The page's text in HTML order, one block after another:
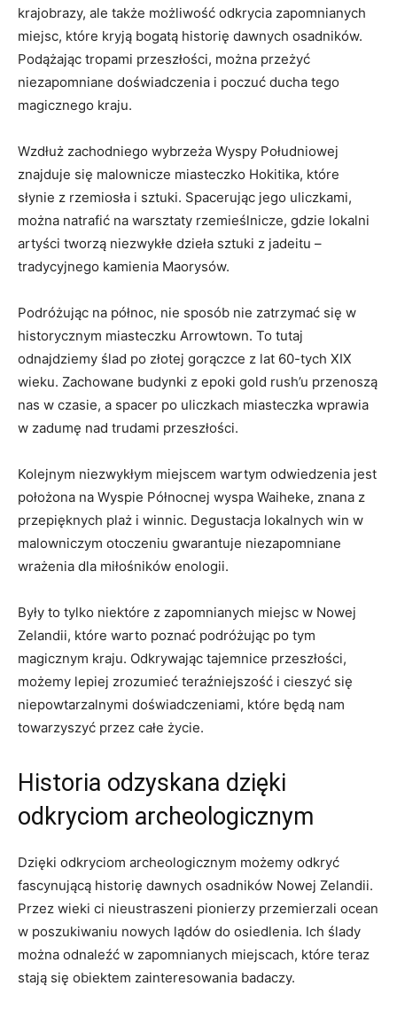
krajobrazy, ale także możliwość odkrycia zapomnianych
⁢miejsc, ‍które kryją bogatą historię dawnych osadników.
Podążając‌ tropami ‍przeszłości, można przeżyć
‍niezapomniane doświadczenia i ​poczuć ducha tego
magicznego kraju.
Wzdłuż zachodniego wybrzeża Wyspy Południowej
znajduje się malownicze miasteczko Hokitika,​ które
słynie z rzemiosła i sztuki. Spacerując jego uliczkami,
można natrafić ⁤na warsztaty rzemieślnicze, gdzie lokalni
artyści tworzą ‌niezwykłe dzieła sztuki z jadeitu –
tradycyjnego kamienia Maorysów.
Podróżując na ‍północ, nie sposób nie ​zatrzymać się w
‍historycznym miasteczku Arrowtown. To tutaj
odnajdziemy ‍ślad po złotej gorączce z lat 60-tych XIX
⁤wieku. Zachowane budynki ⁤z epoki gold rush’u przenoszą
nas w czasie, ⁣a spacer po uliczkach miasteczka wprawia
w zadumę nad ⁣trudami przeszłości.
Kolejnym niezwykłym miejscem wartym odwiedzenia jest
⁤położona‍ na Wyspie Północnej wyspa Waiheke, znana ‌z
przepięknych plaż i ​winnic. Degustacja⁣ lokalnych win w
malowniczym otoczeniu gwarantuje niezapomniane
wrażenia dla miłośników enologii.
Były to tylko niektóre ⁢z zapomnianych miejsc w Nowej
Zelandii, ‌które warto poznać podróżując po tym
magicznym‍ kraju. Odkrywając tajemnice przeszłości,​
możemy lepiej ⁤zrozumieć ‌teraźniejszość i cieszyć się
niepowtarzalnymi doświadczeniami, które będą⁣ nam
towarzyszyć przez całe życie.
Historia⁢ odzyskana dzięki
odkryciom archeologicznym
Dzięki odkryciom​ archeologicznym możemy odkryć
fascynującą historię dawnych osadników ‍Nowej Zelandii.
Przez wieki ci nieustraszeni pionierzy przemierzali ocean
w poszukiwaniu nowych ⁢lądów do‌ osiedlenia. Ich ślady
można odnaleźć w zapomnianych ​miejscach, które teraz
stają się obiektem zainteresowania ‍badaczy.